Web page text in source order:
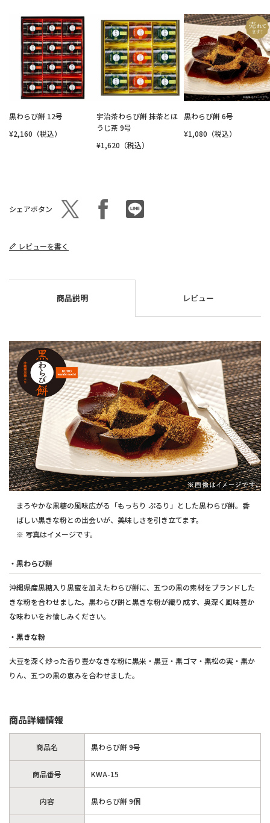
黒わらび餅 12号
¥2,160（税込）
宇治茶わらび餅 抹茶とほ
うじ茶 9号
¥1,620（税込）
黒わらび餅 6号
¥1,080（税込）
シェアボタン
レビューを書く
商品説明 レビュー
まろやかな黒糖の風味広がる「もっちり ぷるり」とした黒わらび餅。香
ばしい黒きな粉との出会いが、美味しさを引き立てます。
※ 写真はイメージです。
・黒わらび餅
沖縄県産黒糖入り黒蜜を加えたわらび餅に、五つの黒の素材をブランドした
きな粉を合わせました。黒わらび餅と黒きな粉が織り成す、奥深く風味豊か
な味わいをお愉しみください。
・黒きな粉
大豆を深く炒った香り豊かなきな粉に黒米・黒豆・黒ゴマ・黒松の実・黒か
りん、五つの黒の恵みを合わせました。
商品詳細情報
商品名 黒わらび餅 9号
商品番号 KWA-15
内容 黒わらび餅 9個